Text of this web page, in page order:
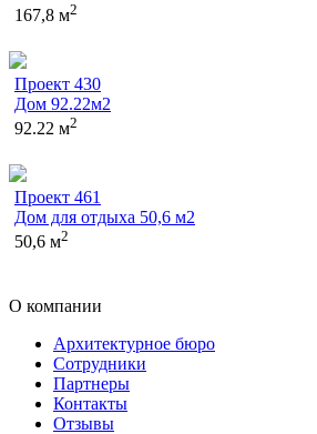
167,8 м2
Проект 430
Дом 92.22м2
92.22 м2
Проект 461
Дом для отдыха 50,6 м2
50,6 м2
О компании
Архитектурное бюро
Сотрудники
Партнеры
Контакты
Отзывы